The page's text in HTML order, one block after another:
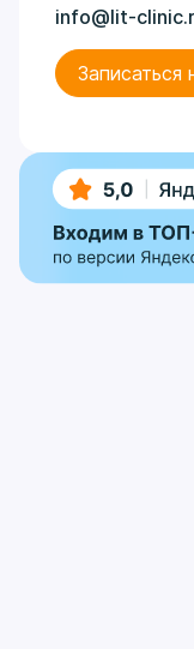
info@lit-
Записаться